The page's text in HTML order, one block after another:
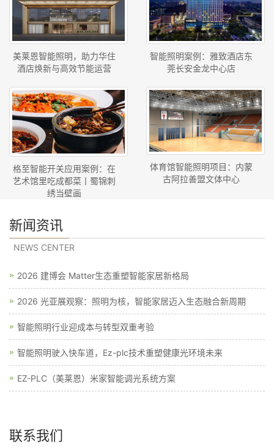
美莱恩智能照明，助力华住
酒店焕新与高效节能运营
智能照明案例：雅致酒店东
莞长安金龙中心店
格至智能开关应用案例：在
艺术馆里吃成都菜丨蜀锦刺
绣当壁画
体育馆智能照明项目：内蒙
古阿拉善盟文体中心
新闻资讯
NEWS CENTER
2026 建博会 Matter生态重塑智能家居新格局
2026 光亚展观察：照明为核，智能家居迈入生态融合新周期
智能照明行业迎成本与转型双重考验
智能照明驶入快车道，Ez-plc技术重塑健康光环境未来
EZ-PLC（美莱恩）米家智能调光系统方案
联系我们